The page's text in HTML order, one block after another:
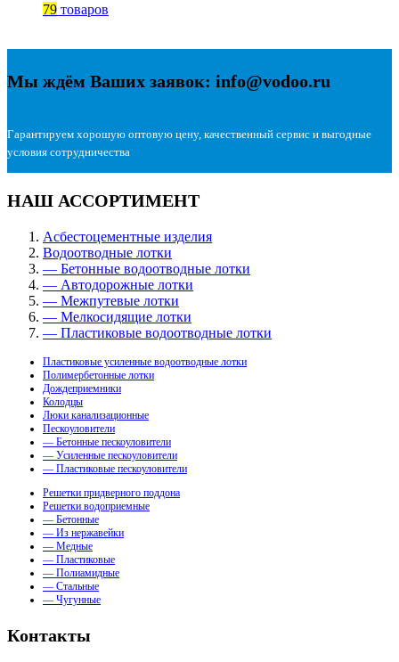
79 товаров
Мы ждём Ваших заявок: info@vodoo.ru
Гарантируем хорошую оптовую цену, качественный сервис и выгодные
условия сотрудничества
НАШ АССОРТИМЕНТ
Асбестоцементные изделия
Водоотводные лотки
— Бетонные водоотводные лотки
— Автодорожные лотки
— Межпутевые лотки
— Мелкосидящие лотки
— Пластиковые водоотводные лотки
Пластиковые усиленные водоотводные лотки
Полимербетонные лотки
Дождеприемники
Колодцы
Люки канализационные
Пескоуловители
— Бетонные пескоуловители
— Усиленные пескоуловители
— Пластиковые пескоуловители
Решетки придверного поддона
Решетки водоприемные
— Бетонные
— Из нержавейки
— Медные
— Пластиковые
— Полиамидные
— Стальные
— Чугунные
Контакты